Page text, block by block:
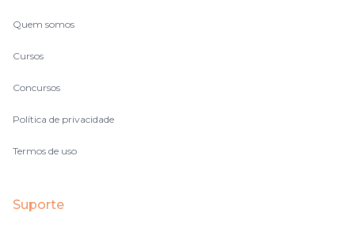
Quem somos
Cursos
Concursos
Política de privacidade
Termos de uso
Suporte